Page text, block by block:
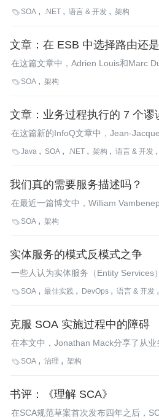
Web Service Software Factory的一个
是Steve Cook的团队提出的愿景。
SOA .NET 语言 & 开发 架构
文章：在 ESB 中选择路由还
在这篇文章中，Adrien Louis和Marc
中讨论了编配和路由的区别和优缺点
方案。<a href="http://www.infoq.com/
routing" target="_blank">直接点击阅
SOA 架构
文章：业务过程执行的 7 个谬
在这篇新的InfoQ文章中，Jean-
BPMS的一个新的架构蓝图，它更清晰
决方案。
Java SOA .NET 架构 语言 & 开发
我们真的需要服务描述吗？
在最近一篇博文中，William
就其为来的发展方向提出了一些建议。
SOA 架构
实体服务的模式反模式之争
一些人认为实体服务（Entity Services
面向服务架构的基本要素。这一观点
SOA 最佳实践 DevOps 语言 & 开发
克服 SOA 实施过程中的障碍
在本文中，Jonathan Mack分享了从业
SOA挑战的第一手经验。他指出了成
SOA 治理 架构
书评：《理解 SCA》
在SCA规范草案首次发布四年之后，